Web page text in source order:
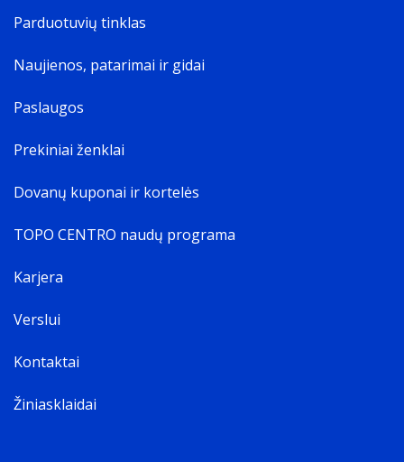
Parduotuvių tinklas
Naujienos, patarimai ir gidai
Paslaugos
Prekiniai ženklai
Dovanų kuponai ir kortelės
TOPO CENTRO naudų programa
Karjera
Verslui
Kontaktai
Žiniasklaidai